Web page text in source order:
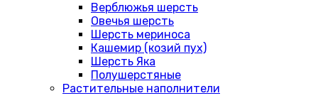
Верблюжья шерсть
Овечья шерсть
Шерсть мериноса
Кашемир (козий пух)
Шерсть Яка
Полушерстяные
Растительные наполнители